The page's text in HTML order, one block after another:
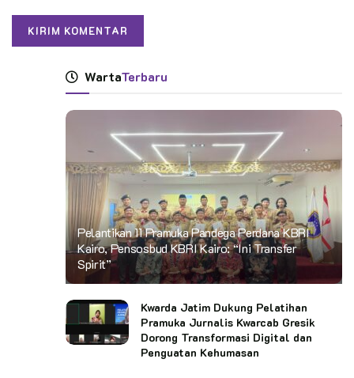
WartaTerbaru
Pelantikan 11 Pramuka Pandega Perdana KBRI
Kairo, Pensosbud KBRI Kairo: “Ini Transfer
Spirit”
Kwarda Jatim Dukung Pelatihan
Pramuka Jurnalis Kwarcab Gresik
Dorong Transformasi Digital dan
Penguatan Kehumasan